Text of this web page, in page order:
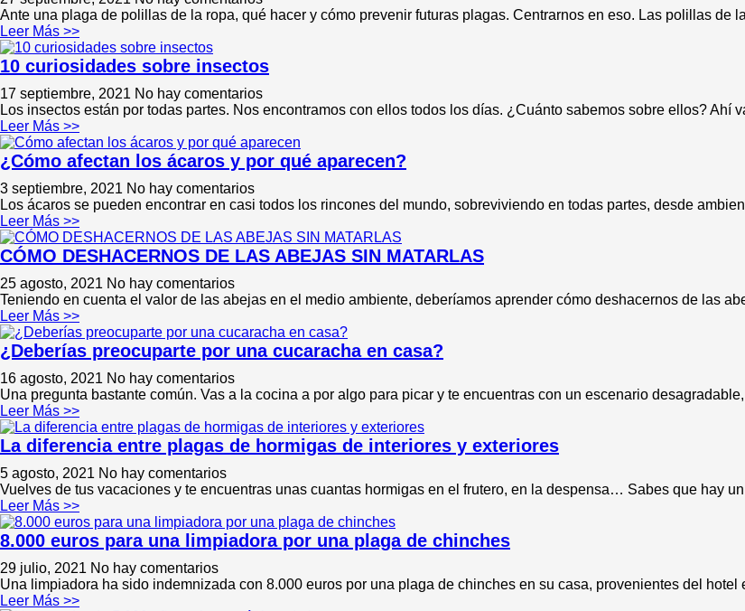
Ante una plaga de polillas de la ropa, qué hacer y cómo prevenir futuras plagas. Centrarnos en eso. Las polillas de
Leer Más >>
10 curiosidades sobre insectos
17 septiembre, 2021 No hay comentarios
Los insectos están por todas partes. Nos encontramos con ellos todos los días. ¿Cuánto sabemos sobre ellos? Ahí
Leer Más >>
¿Cómo afectan los ácaros y por qué aparecen?
3 septiembre, 2021 No hay comentarios
Los ácaros se pueden encontrar en casi todos los rincones del mundo, sobreviviendo en todas partes, desde
Leer Más >>
CÓMO DESHACERNOS DE LAS ABEJAS SIN MATARLAS
25 agosto, 2021 No hay comentarios
Teniendo en cuenta el valor de las abejas en el medio ambiente, deberíamos aprender cómo deshacernos de las
Leer Más >>
¿Deberías preocuparte por una cucaracha en casa?
16 agosto, 2021 No hay comentarios
Una pregunta bastante común. Vas a la cocina a por algo para picar y te encuentras con un escenario
Leer Más >>
La diferencia entre plagas de hormigas de interiores y exteriores
5 agosto, 2021 No hay comentarios
Vuelves de tus vacaciones y te encuentras unas cuantas hormigas en el frutero, en la despensa… Sabes que hay
Leer Más >>
8.000 euros para una limpiadora por una plaga de chinches
29 julio, 2021 No hay comentarios
Una limpiadora ha sido indemnizada con 8.000 euros por una plaga de chinches en su casa, provenientes del
Leer Más >>